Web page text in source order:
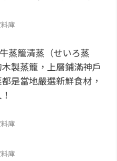
庫
蒸籠清蒸（せいろ蒸
製蒸籠，上層鋪滿神戶
是當地嚴選新鮮食材，
庫
庫